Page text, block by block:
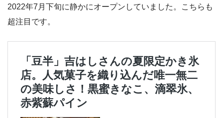
2022年7月下旬に静かにオープンしていました。こちらも
超注目です。